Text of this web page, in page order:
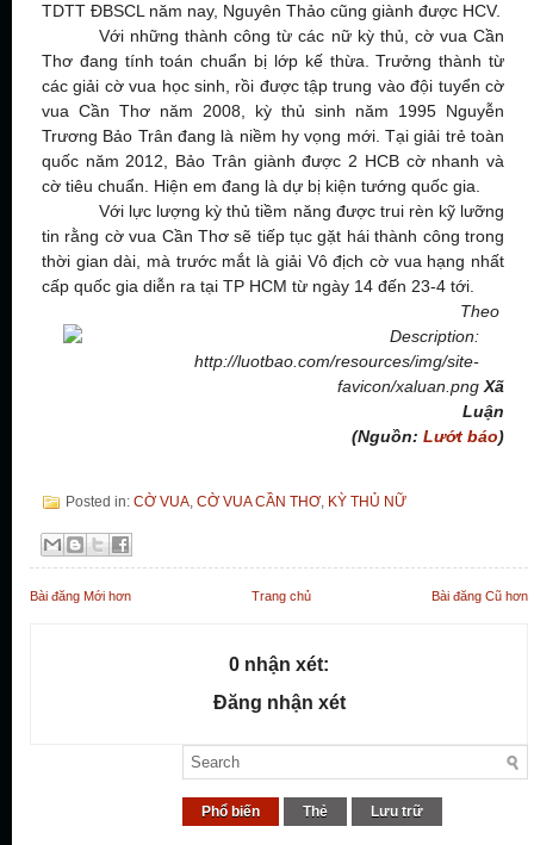
TDTT ĐBSCL năm nay, Nguyên Thảo cũng giành được HCV.
Với những thành công từ các nữ kỳ thủ, cờ vua Cần
Thơ đang tính toán chuẩn bị lớp kế thừa. Trưởng thành từ
các giải cờ vua học sinh, rồi được tập trung vào đội tuyển cờ
vua Cần Thơ năm 2008, kỳ thủ sinh năm 1995 Nguyễn
Trương Bảo Trân đang là niềm hy vọng mới. Tại giải trẻ toàn
quốc năm 2012, Bảo Trân giành được 2 HCB cờ nhanh và
cờ tiêu chuẩn. Hiện em đang là dự bị kiện tướng quốc gia.
Với lực lượng kỳ thủ tiềm năng được trui rèn kỹ lưỡng
tin rằng cờ vua Cần Thơ sẽ tiếp tục gặt hái thành công trong
thời gian dài, mà trước mắt là giải Vô địch cờ vua hạng nhất
cấp quốc gia diễn ra tại TP HCM từ ngày 14 đến 23-4 tới.
Theo
Xã
Luận
(Nguồn: Lướt báo)
Posted in: CỜ VUA, CỜ VUA CẦN THƠ, KỲ THỦ NỮ
Bài đăng Mới hơn Bài đăng Cũ hơn
Trang chủ
0 nhận xét:
Đăng nhận xét
Phổ biến Thẻ Lưu trữ